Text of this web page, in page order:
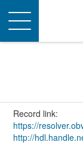
Toggle
navigation
Record link:
https://
http://